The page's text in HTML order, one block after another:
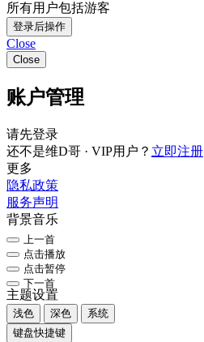
所有用户包括游客
登录后操作
Close
Close
账户管理
请先登录
还不是维D哥 · VIP用户？ 立即注册
更多
隐私政策
服务声明
背景音乐
上一首
点击播放
点击暂停
下一首
主题设置
浅色 深色
系统
键盘快捷键